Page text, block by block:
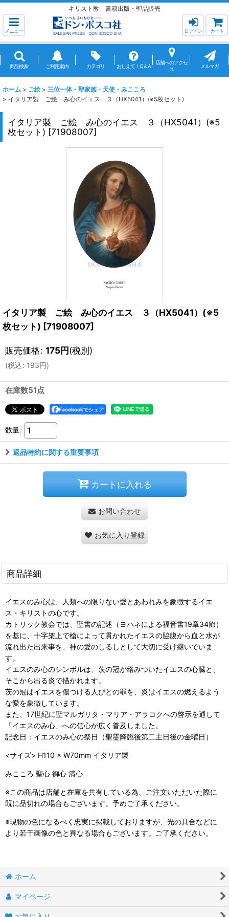
キリスト教 書籍出版・聖品販売
メニュー ログイン カート
商品検索 ご利用案内 カテゴリ おしえて！Q＆A
店舗へのアクセ
ス
メルマガ
ホーム > ご絵 > 三位一体・聖家族・天使・みこころ
> イタリア製 ご絵 み心のイエス ３（HX5041）(※5枚セット)
イタリア製 ご絵 み心のイエス ３（HX5041）(※5
枚セット) [71908007]
イタリア製 ご絵 み心のイエス ３（HX5041）(※5
枚セット) [71908007]
販売価格: 175円(税別)
(税込: 193円)
在庫数51点
Facebookでシェア
数量:
返品特約に関する重要事項
カートに入れる
お問い合わせ
お気に入り登録
商品詳細
イエスのみ心は、人類への限りない愛とあわれみを象徴するイエ
ス・キリストの心です。
カトリック教会では、聖書の記述（ヨハネによる福音書19章34節）
を基に、十字架上で槍によって貫かれたイエスの脇腹から血と水が
流れ出た出来事を、神の愛のしるしとして大切に受け継いでいま
す。
イエスのみ心のシンボルは、茨の冠が絡みついたイエスの心臓と、
そこから出る炎で描かれます。
茨の冠はイエスを傷つける人びとの罪を、炎はイエスの燃えるよう
な愛を象徴しています。
また、17世紀に聖マルガリタ・マリア・アラコクへの啓示を通して
「イエスのみ心」への信心が広く普及しました。
記念日：イエスのみ心の祭日（聖霊降臨後第二主日後の金曜日）
<サイズ> H110 × W70mm イタリア製
みこころ 聖心 御心 清心
※この商品は店舗と在庫を共有している為、ご注文いただいた際に
既に品切れの場合もございます。予めご了承ください。
※現物の色になるべく忠実に掲載しておりますが、光の具合などに
より若干画像の色と異なる場合もございます。ご了承ください。
ホーム
マイページ